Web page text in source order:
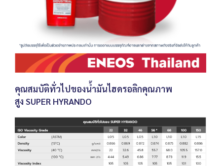
คุณสมบัติทั่วไปของน้ำมันไฮดรอลิกคุณภาพ
สูง SUPER HYRANDO